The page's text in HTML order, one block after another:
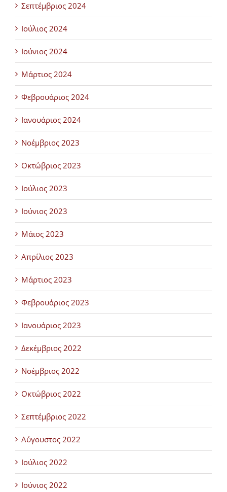
Σεπτέμβριος 2024
Ιούλιος 2024
Ιούνιος 2024
Μάρτιος 2024
Φεβρουάριος 2024
Ιανουάριος 2024
Νοέμβριος 2023
Οκτώβριος 2023
Ιούλιος 2023
Ιούνιος 2023
Μάιος 2023
Απρίλιος 2023
Μάρτιος 2023
Φεβρουάριος 2023
Ιανουάριος 2023
Δεκέμβριος 2022
Νοέμβριος 2022
Οκτώβριος 2022
Σεπτέμβριος 2022
Αύγουστος 2022
Ιούλιος 2022
Ιούνιος 2022